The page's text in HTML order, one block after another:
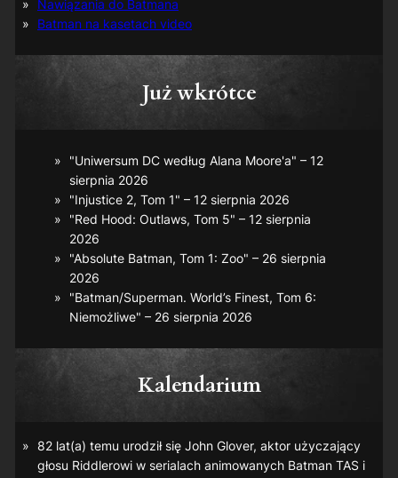
Nawiązania do Batmana
Batman na kasetach video
Już wkrótce
"Uniwersum DC według Alana Moore'a" – 12
sierpnia 2026
"Injustice 2, Tom 1" – 12 sierpnia 2026
"Red Hood: Outlaws, Tom 5" – 12 sierpnia
2026
"Absolute Batman, Tom 1: Zoo" – 26 sierpnia
2026
"Batman/Superman. World’s Finest, Tom 6:
Niemożliwe" – 26 sierpnia 2026
Kalendarium
82 lat(a) temu urodził się John Glover, aktor użyczający
głosu Riddlerowi w serialach animowanych Batman TAS i